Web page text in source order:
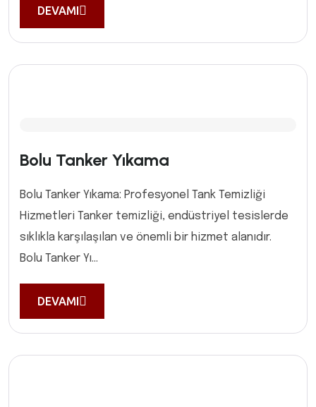
DEVAMI
Bolu Tanker Yıkama
Bolu Tanker Yıkama: Profesyonel Tank Temizliği
Hizmetleri Tanker temizliği, endüstriyel tesislerde
sıklıkla karşılaşılan ve önemli bir hizmet alanıdır.
Bolu Tanker Yı...
DEVAMI